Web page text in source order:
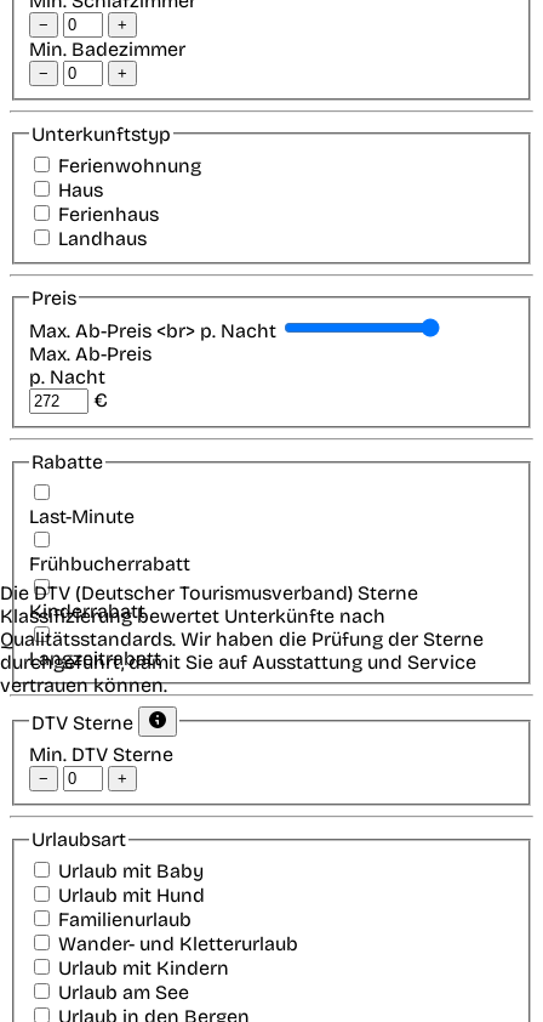
− +
Min. Badezimmer
− +
Unterkunftstyp
Ferienwohnung
Haus
Ferienhaus
Landhaus
Preis
Max. Ab-Preis <br> p. Nacht
Max. Ab-Preis
p. Nacht
€
Rabatte
Last-Minute
Frühbucherrabatt
Kinderrabatt
Langzeitrabatt
DTV Sterne
Min. DTV Sterne
− +
Die DTV (Deutscher Tourismusverband) Sterne
Klassifizierung bewertet Unterkünfte nach
Qualitätsstandards. Wir haben die Prüfung der Sterne
durchgeführt, damit Sie auf Ausstattung und Service
vertrauen können.
Urlaubsart
Urlaub mit Baby
Urlaub mit Hund
Familienurlaub
Wander- und Kletterurlaub
Urlaub mit Kindern
Urlaub am See
Urlaub in den Bergen